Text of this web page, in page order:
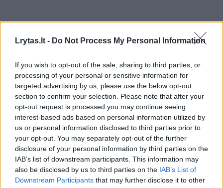
Lrytas.lt - Do Not Process My Personal Information
If you wish to opt-out of the sale, sharing to third parties, or
processing of your personal or sensitive information for
targeted advertising by us, please use the below opt-out
section to confirm your selection. Please note that after your
opt-out request is processed you may continue seeing
interest-based ads based on personal information utilized by
us or personal information disclosed to third parties prior to
your opt-out. You may separately opt-out of the further
disclosure of your personal information by third parties on the
IAB’s list of downstream participants. This information may
also be disclosed by us to third parties on the IAB’s List of
Downstream Participants that may further disclose it to other
Žmonės Veidai ir vardai
Arūnas Valinskas išklojo, ką mano